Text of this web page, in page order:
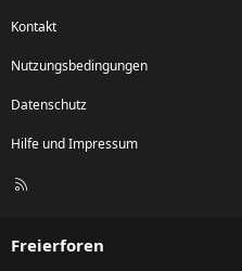
Kontakt
Nutzungsbedingungen
Datenschutz
Hilfe und Impressum
R
Freierforen